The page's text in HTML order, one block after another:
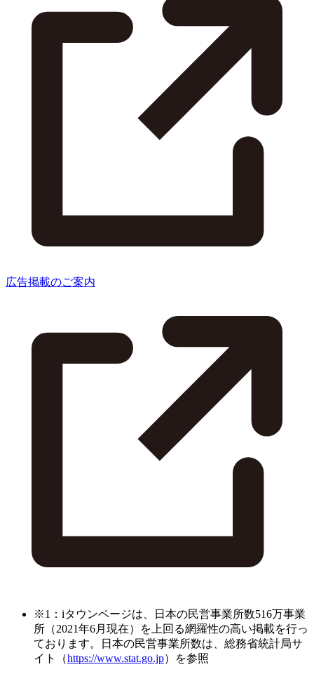
広告掲載のご案内
※1：iタウンページは、日本の民営事業所数516万事業
所（2021年6月現在）を上回る網羅性の高い掲載を行っ
ております。日本の民営事業所数は、総務省統計局サ
イト（https://www.stat.go.jp）を参照